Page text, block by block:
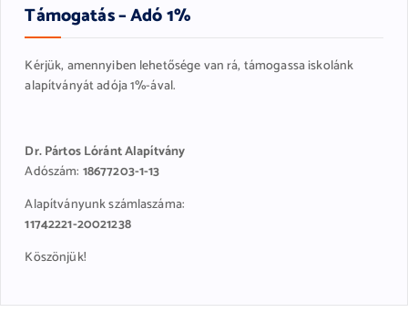
Támogatás – Adó 1%
Kérjük, amennyiben lehetősége van rá, támogassa iskolánk
alapítványát adója 1%-ával.
Dr. Pártos Lóránt Alapítvány
Adószám: 18677203-1-13
Alapítványunk számlaszáma:
11742221-20021238
Köszönjük!